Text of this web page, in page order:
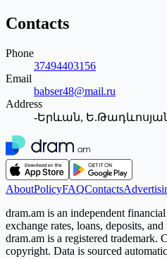
Contacts
Phone
37494403156
Email
babser48@mail.ru
Address
-Երևան, Ե.Թադևոսյան
AboutPolicyFAQContacts
dram.am is an independent
exchange rates, loans, deposits,
dram.am is a registered trademark.
copyright. Data is sourced